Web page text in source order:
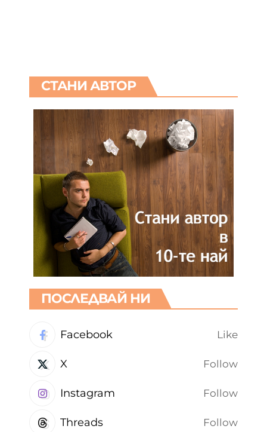
СТАНИ АВТОР
ПОСЛЕДВАЙ НИ
Facebook Like
X Follow
Instagram Follow
Threads Follow